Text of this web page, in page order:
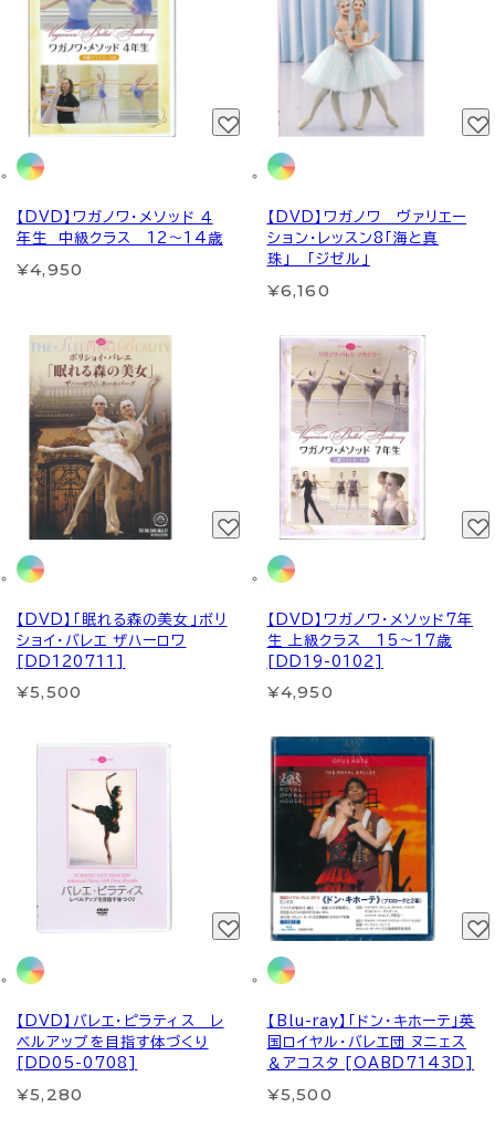
【DVD】ワガノワ・メソッド ４
年生 中級クラス 12～14歳
¥4,950
【DVD】ワガノワ ヴァリエー
ション・レッスン8「海と真
珠」 「ジゼル」
¥6,160
【DVD】「眠れる森の美女」ボリ
ショイ・バレエ ザハーロワ
[DD120711]
¥5,500
【DVD】ワガノワ・メソッド7年
生 上級クラス 15～17歳
[DD19-0102]
¥4,950
【DVD】バレエ・ピラティス レ
ベルアップを目指す体づくり
[DD05-0708]
¥5,280
【Blu-ray】「ドン・キホーテ」英
国ロイヤル・バレエ団 ヌニェス
＆アコスタ [OABD7143D]
¥5,500